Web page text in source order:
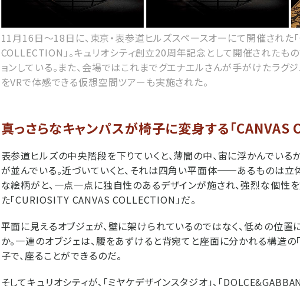
11月16日～18日に、東京・表参道ヒルズスペースオーにて開催された
COLLECTION」。キュリオシティ創立20周年記念として開催されたも
ョンしている。また、会場ではこれまでグエナエルさんが手がけたラグ
をVRで体感できる仮想空間ツアーも実施された。
真っさらなキャンパスが椅子に変身する「CANVAS
表参道ヒルズの中央階段を下りていくと、薄闇の中、宙に浮かんでいる
が並んでいる。近づいていくと、それは四角い平面体──あるものは立
な絵柄がと、一点一点に独自性のあるデザインが施され、強烈な個性
た「CURIOSITY CANVAS COLLECTION」だ。
平面に見えるオブジェが、壁に架けられているのではなく、低めの位
か。一連のオブジェは、腰をあずけると背宛てと座面に分かれる構造の
子で、座ることができるのだ。
そしてキュリオシティが、「ミヤケデザインスタジオ」、「